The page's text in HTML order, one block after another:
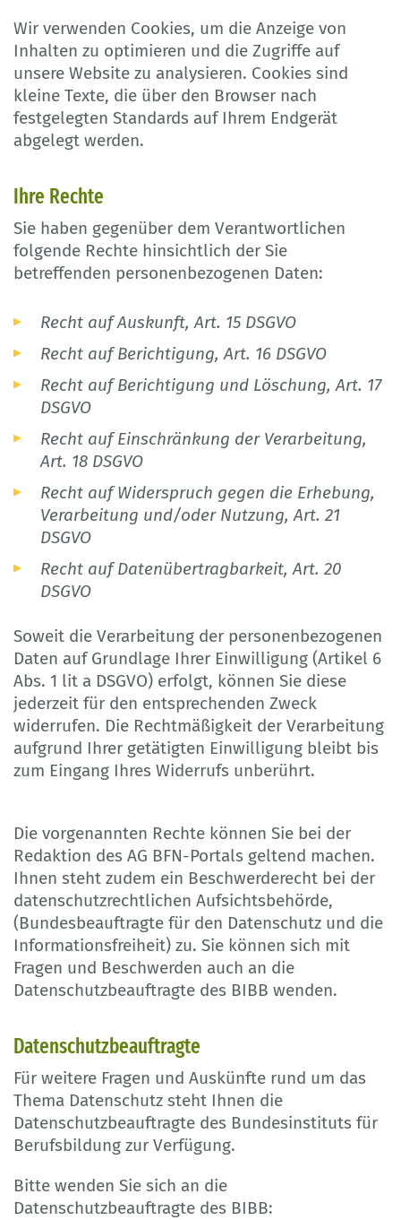
Wir verwenden Cookies, um die Anzeige von
Inhalten zu optimieren und die Zugriffe auf
unsere Website zu analysieren. Cookies sind
kleine Texte, die über den Browser nach
festgelegten Standards auf Ihrem Endgerät
abgelegt werden.
Ihre Rechte
Sie haben gegenüber dem Verantwortlichen
folgende Rechte hinsichtlich der Sie
betreffenden personenbezogenen Daten:
Recht auf Auskunft, Art. 15 DSGVO
Recht auf Berichtigung, Art. 16 DSGVO
Recht auf Berichtigung und Löschung, Art. 17
DSGVO
Recht auf Einschränkung der Verarbeitung,
Art. 18 DSGVO
Recht auf Widerspruch gegen die Erhebung,
Verarbeitung und/oder Nutzung, Art. 21
DSGVO
Recht auf Datenübertragbarkeit, Art. 20
DSGVO
Soweit die Verarbeitung der personenbezogenen
Daten auf Grundlage Ihrer Einwilligung (Artikel 6
Abs. 1 lit a DSGVO) erfolgt, können Sie diese
jederzeit für den entsprechenden Zweck
widerrufen. Die Rechtmäßigkeit der Verarbeitung
aufgrund Ihrer getätigten Einwilligung bleibt bis
zum Eingang Ihres Widerrufs unberührt.
Die vorgenannten Rechte können Sie bei der
Redaktion des AG BFN-Portals geltend machen.
Ihnen steht zudem ein Beschwerderecht bei der
datenschutzrechtlichen Aufsichtsbehörde,
(Bundesbeauftragte für den Datenschutz und die
Informationsfreiheit) zu. Sie können sich mit
Fragen und Beschwerden auch an die
Datenschutzbeauftragte des BIBB wenden.
Datenschutzbeauftragte
Für weitere Fragen und Auskünfte rund um das
Thema Datenschutz steht Ihnen die
Datenschutzbeauftragte des Bundesinstituts für
Berufsbildung zur Verfügung.
Bitte wenden Sie sich an die
Datenschutzbeauftragte des BIBB: